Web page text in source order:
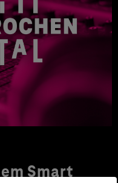
Smart